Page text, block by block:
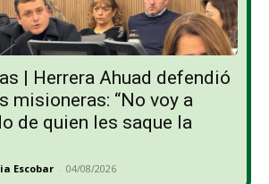
| Herrera Ahuad defendió
misioneras: “No voy a
de quien les saque la
Escobar - 04/08/2026